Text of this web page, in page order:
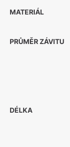
MATERIÁL
PRŮMĚR ZÁVITU
DÉLKA